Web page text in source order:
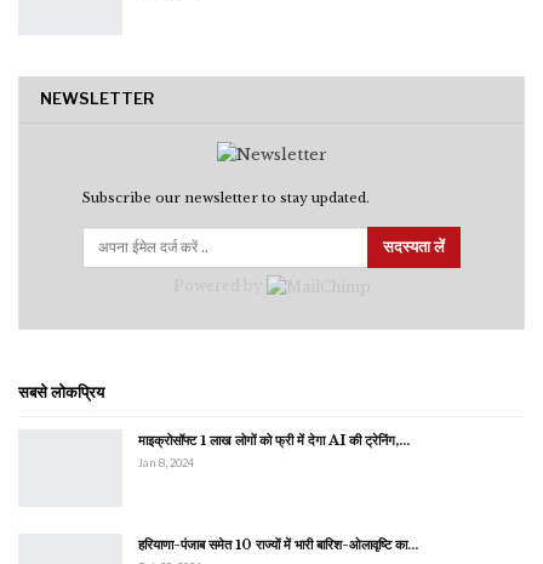
NEWSLETTER
Subscribe our newsletter to stay updated.
सदस्यता लें
सबसे लोकप्रिय
माइक्रोसॉफ्ट 1 लाख लोगों को फ्री में देगा AI की ट्रेनिंग,…
Jan 8, 2024
हरियाणा-पंजाब समेत 10 राज्यों में भारी बारिश-ओलावृष्टि का…